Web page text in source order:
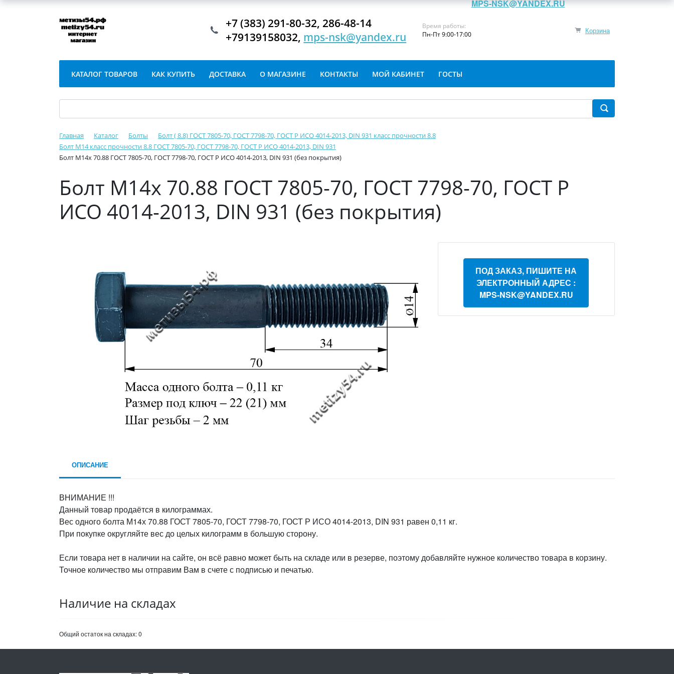
Корзина
+7 (383) 291-80-32, 286-48-14
+79139158032, mps-nsk@yandex.ru
Время работы:
Пн-Пт 9:00-17:00
КАТАЛОГ ТОВАРОВ КАК КУПИТЬ ДОСТАВКА О МАГАЗИНЕ КОНТАКТЫ МОЙ КАБИНЕТ ГОСТЫ
Главная Каталог Болты
Болт ( 8.8) ГОСТ 7805-70, ГОСТ 7798-70, ГОСТ Р ИСО 4014-2013, DIN 931 класс прочности 8.8
Болт М14 класс прочности 8.8 ГОСТ 7805-70, ГОСТ 7798-70, ГОСТ Р ИСО 4014-2013, DIN 931
Болт М14х 70.88 ГОСТ 7805-70, ГОСТ 7798-70, ГОСТ Р ИСО 4014-2013, DIN 931 (без покрытия)
Болт М14х 70.88 ГОСТ 7805-70, ГОСТ 7798-70, ГОСТ Р
ИСО 4014-2013, DIN 931 (без покрытия)
ПОД ЗАКАЗ, ПИШИТЕ НА
ЭЛЕКТРОННЫЙ АДРЕС :
MPS-NSK@YANDEX.RU
ОПИСАНИЕ
ВНИМАНИЕ !!!
Данный товар продаётся в килограммах.
Вес одного болта М14х 70.88 ГОСТ 7805-70, ГОСТ 7798-70, ГОСТ Р ИСО 4014-2013, DIN 931 равен 0,11 кг.
При покупке округляйте вес до целых килограмм в большую сторону.
Если товара нет в наличии на сайте, он всё равно может быть на складе или в резерве, поэтому добавляйте нужное количество товара в корзину.
Точное количество мы отправим Вам в счете с подписью и печатью.
MPS-NSK@YANDEX.RU
Наличие на складах
Общий остаток на складах:0